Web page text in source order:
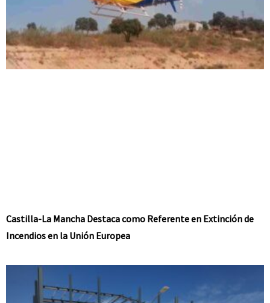
Castilla-La Mancha Destaca como Referente en Extinción de
Incendios en la Unión Europea